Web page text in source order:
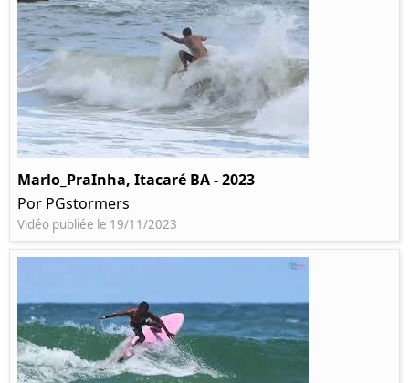
Marlo_PraInha, Itacaré BA - 2023
Por PGstormers
Vidéo publiée le 19/11/2023